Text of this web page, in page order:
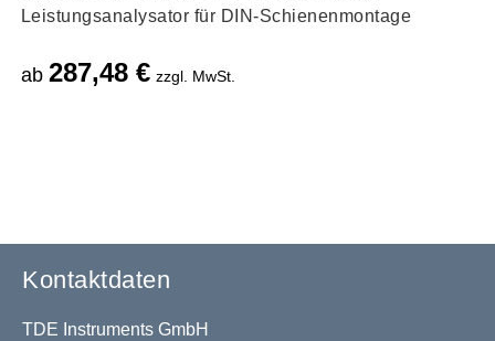
Leistungsanalysator für DIN-Schienenmontage
ab 287,48 € zzgl. MwSt.
Kontaktdaten
TDE Instruments GmbH